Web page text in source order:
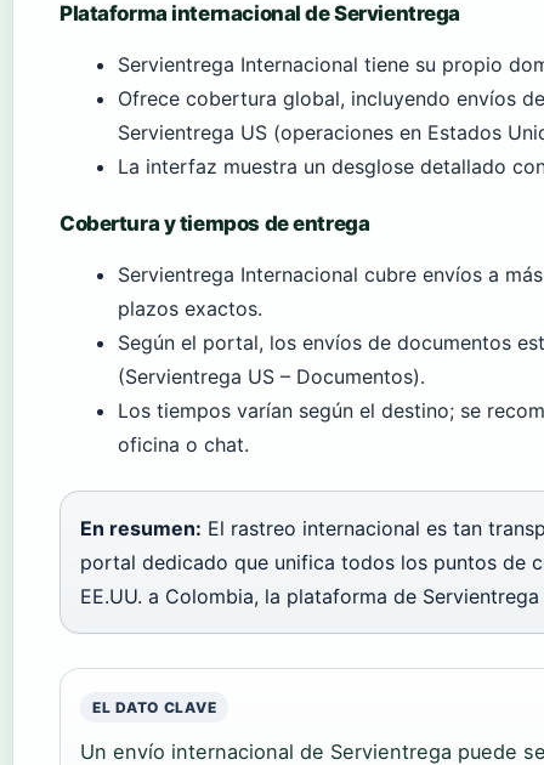
Plataforma internacional de Servientrega
Servientrega Internacional tiene su propio
Ofrece cobertura global, incluyendo envíos
Servientrega US (operaciones en Estados
La interfaz muestra un desglose detallado
Cobertura y tiempos de entrega
Servientrega Internacional cubre envíos a
plazos exactos.
Según el portal, los envíos de documentos
(Servientrega US – Documentos).
Los tiempos varían según el destino; se
oficina o chat.
En resumen: El rastreo internacional es tan
portal dedicado que unifica todos los puntos de
EE.UU. a Colombia, la plataforma de
EL DATO CLAVE
Un envío internacional de Servientrega puede